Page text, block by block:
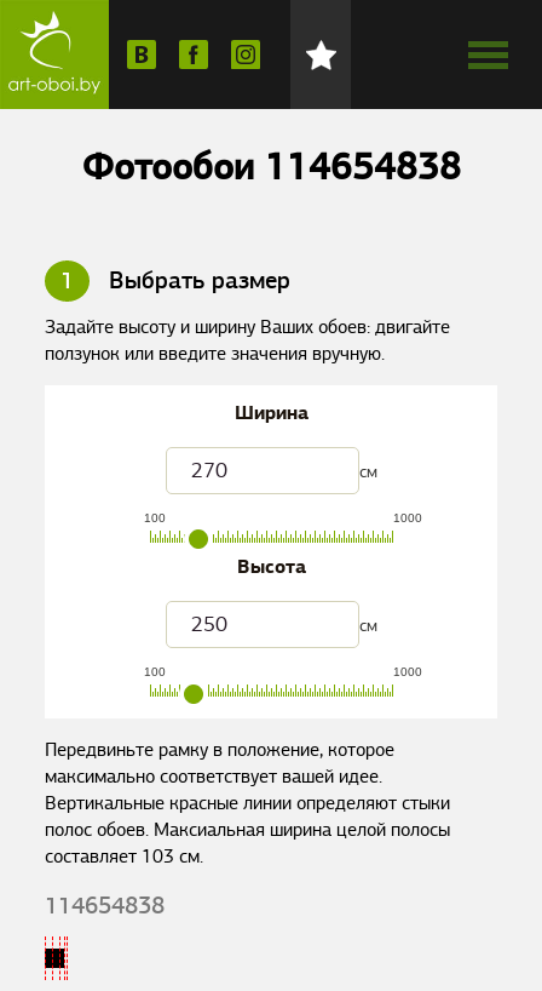
Фотообои 114654838
1 Выбрать размер
Задайте высоту и ширину Ваших обоев: двигайте
ползунок или введите значения вручную.
Ширина
см
100 1000
Высота
см
100 1000
Передвиньте рамку в положение, которое
максимально соответствует вашей идее.
Вертикальные красные линии определяют стыки
полос обоев. Максиальная ширина целой полосы
составляет 103 см.
114654838